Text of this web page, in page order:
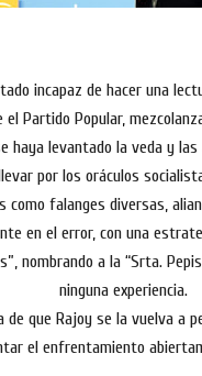
incapaz de hacer una
Partido Popular,
levantado la veda y
por los oráculos
como falanges diversas,
en el error, con una
nombrando a la “Srta.
ninguna experiencia.
que Rajoy se la vuelva a
el enfrentamiento